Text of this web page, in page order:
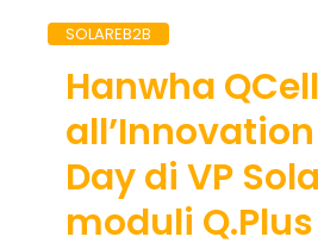
SOLAREB2B
Hanwha
Day di VP
moduli